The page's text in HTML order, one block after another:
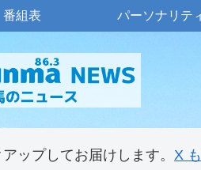
番組表 パーソナリテ
ップしてお届けします。 X